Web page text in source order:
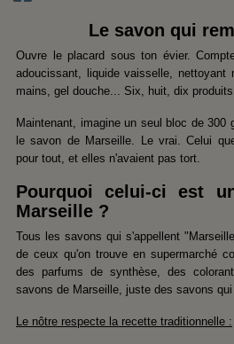
Le savon qui
Ouvre le placard sous ton évier.
adoucissant, liquide vaisselle, nettoyant
mains, gel douche... Six, huit, dix
Maintenant, imagine un seul bloc de
le savon de Marseille. Le vrai. Celui
pour tout, et elles n'avaient pas tort.
Pourquoi celui-ci est
Marseille ?
Tous les savons qui s'appellent
de ceux qu'on trouve en supermarché
des parfums de synthèse, des
savons de Marseille, juste des savons qui
Le nôtre respecte la recette traditionnelle :